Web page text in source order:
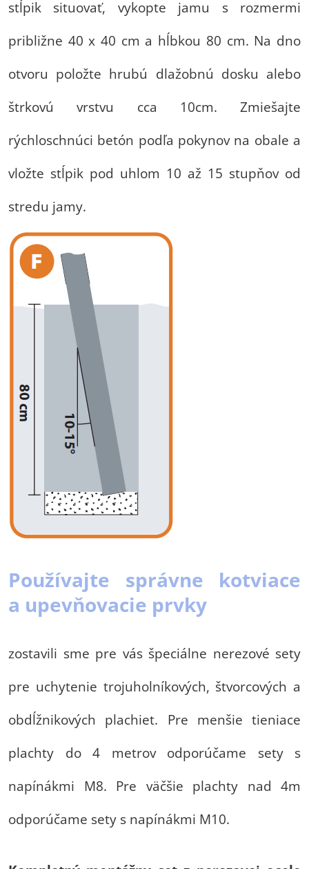
stĺpik situovať, vykopte jamu s rozmermi
približne 40 x 40 cm a hĺbkou 80 cm. Na dno
otvoru položte hrubú dlažobnú dosku alebo
štrkovú vrstvu cca 10cm. Zmiešajte
rýchloschnúci betón podľa pokynov na obale a
vložte stĺpik pod uhlom 10 až 15 stupňov od
stredu jamy.
Používajte správne kotviace
a upevňovacie prvky
zostavili sme pre vás špeciálne nerezové sety
pre uchytenie trojuholníkových, štvorcových a
obdĺžnikových plachiet. Pre menšie tieniace
plachty do 4 metrov odporúčame sety s
napínákmi M8. Pre väčšie plachty nad 4m
odporúčame sety s napínákmi M10.